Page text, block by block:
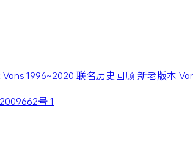
1996~2020 联名历史回顾 新老版本
号-1